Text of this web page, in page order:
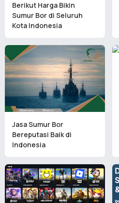
Berikut Harga Bikin
Sumur Bor di Seluruh
Kota Indonesia
Jasa Sumur Bor
Bereputasi Baik di
Indonesia